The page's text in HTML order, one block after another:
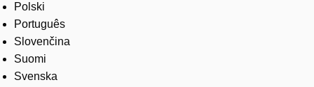
Polski
Português
Slovenčina
Suomi
Svenska